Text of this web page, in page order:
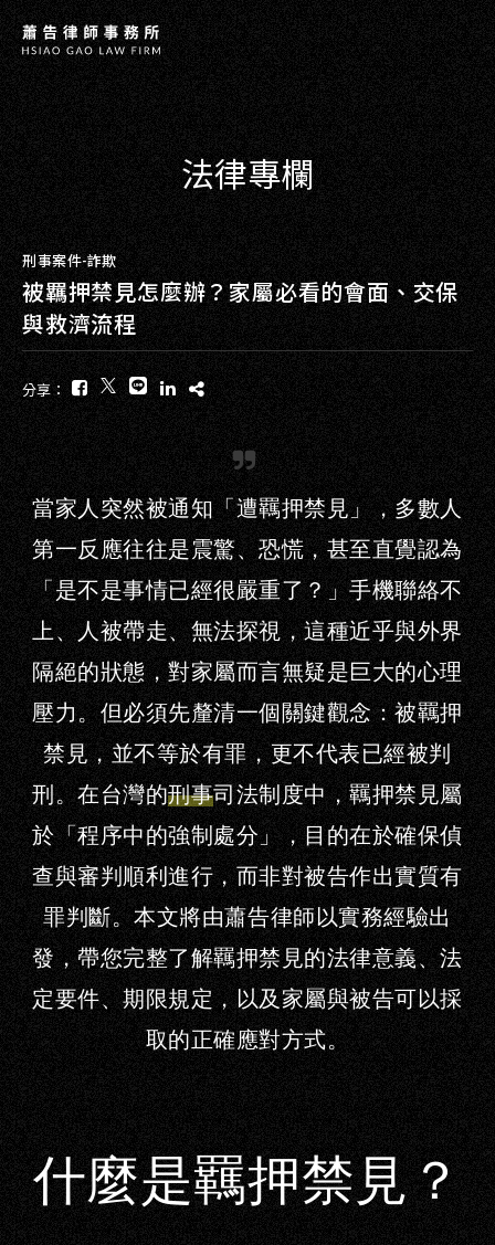
法律專欄
刑事案件-詐欺
被羈押禁見怎麼辦？家屬必看的會面、交保
與救濟流程
分享：
當家人突然被通知「遭羈押禁見」，多數人
第一反應往往是震驚、恐慌，甚至直覺認為
「是不是事情已經很嚴重了？」手機聯絡不
上、人被帶走、無法探視，這種近乎與外界
隔絕的狀態，對家屬而言無疑是巨大的心理
壓力。 但必須先釐清一個關鍵觀念：被羈押
禁見，並不等於有罪，更不代表已經被判
刑。在台灣的刑事司法制度中，羈押禁見屬
於「程序中的強制處分」，目的在於確保偵
查與審判順利進行，而非對被告作出實質有
罪判斷。本文將由蕭告律師以實務經驗出
發，帶您完整了解羈押禁見的法律意義、法
定要件、期限規定，以及家屬與被告可以採
取的正確應對方式。
什麼是羈押禁見？
COPYRIGHT © 2026 HSIAO